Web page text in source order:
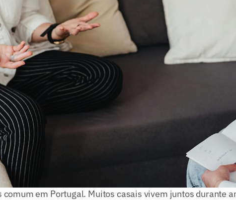
em Portugal. Muitos casais vivem juntos durante